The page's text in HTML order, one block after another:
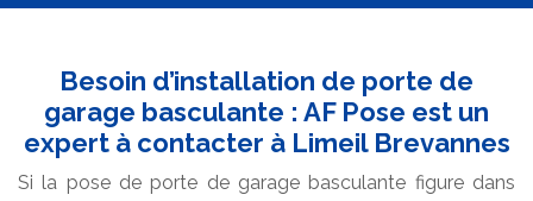
Besoin d’installation de porte de
garage basculante : AF Pose est un
expert à contacter à Limeil Brevannes
Si la pose de porte de garage basculante figure dans